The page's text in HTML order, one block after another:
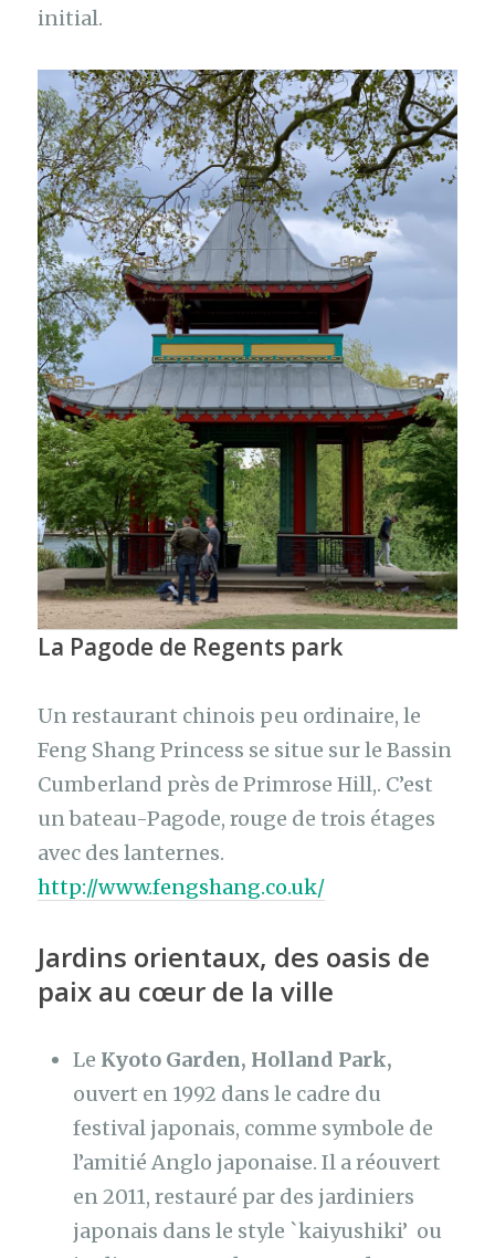
initial.
La Pagode de Regents park
Un restaurant chinois peu ordinaire, le
Feng Shang Princess se situe sur le Bassin
Cumberland près de Primrose Hill,. C’est
un bateau-Pagode, rouge de trois étages
avec des lanternes.
http://www.fengshang.co.uk/
Jardins orientaux, des oasis de
paix au cœur de la ville
Le Kyoto Garden, Holland Park,
ouvert en 1992 dans le cadre du
festival japonais, comme symbole de
l’amitié Anglo japonaise. Il a réouvert
en 2011, restauré par des jardiniers
japonais dans le style `kaiyushiki’ ou